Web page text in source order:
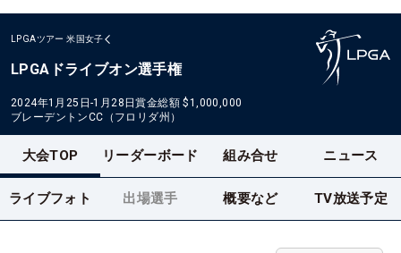
LPGAツアー 米国女子
LPGAドライブオン選手権
2024年1月25日-1月28日賞金総額 $1,000,000
ブレーデントンCC（フロリダ州）
大会TOP リーダーボード 組み合せ ニュース
ライブフォト 出場選手 概要など TV放送予定